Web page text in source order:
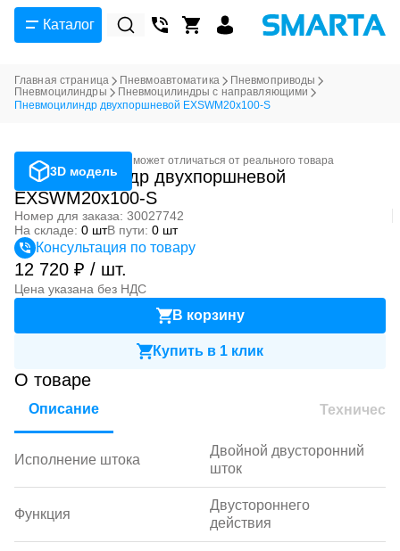
Каталог
Главная страница Пневмоавтоматика
Пневмоприводы
Пневмоцилиндры
Пневмоцилиндры с направляющими
Пневмоцилиндр двухпоршневой EXSWM20x100-S
3D модель
Фотография может отличаться от реального товара
Пневмоцилиндр двухпоршневой
EXSWM20x100-S
Номер для заказа: 30027742
На складе: 0 штВ пути: 0 шт
Консультация по товару
12 720 ₽ / шт.
Цена указана без НДС
В корзину
Купить в 1 клик
О товаре
Описание
Исполнение штока
Двойной двусторонний
шток
Функция
Двустороннего
действия